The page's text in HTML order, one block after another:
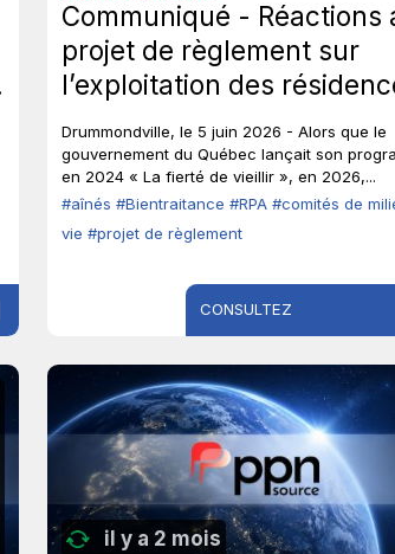
Communiqué - Réactions
projet de règlement sur
l’exploitation des
privées pour aînés : Les
ont-ils toujours leur droit
parole?
Drummondville, le 5 juin 2026 - Alors que le
gouvernement du Québec lançait son
en 2024 « La fierté de vieillir », en 2026,...
#aînés #Bientraitance #RPA #comités de
vie #projet de règlement
CONSULTEZ
il y a 2 mois